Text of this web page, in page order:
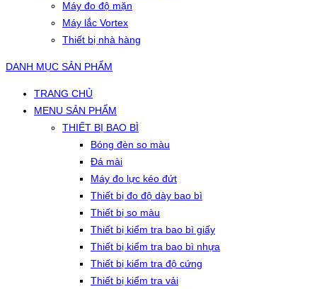
Máy đo độ mặn
Máy lắc Vortex
Thiết bị nhà hàng
DANH MỤC SẢN PHẨM
TRANG CHỦ
MENU SẢN PHẨM
THIẾT BỊ BAO BÌ
Bóng đèn so màu
Đá mài
Máy đo lực kéo đứt
Thiết bị đo độ dày bao bì
Thiết bị so màu
Thiết bị kiểm tra bao bì giấy
Thiết bị kiểm tra bao bì nhựa
Thiết bị kiểm tra độ cứng
Thiết bị kiểm tra vải